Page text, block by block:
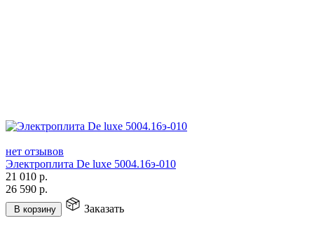
нет отзывов
Электроплита De luxe 5004.16э-010
21 010 р.
26 590 р.
В корзину Заказать